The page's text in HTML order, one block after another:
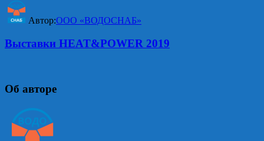
Автор:ООО «ВОДОСНАБ»
Выставки HEAT&POWER 2019
Об авторе